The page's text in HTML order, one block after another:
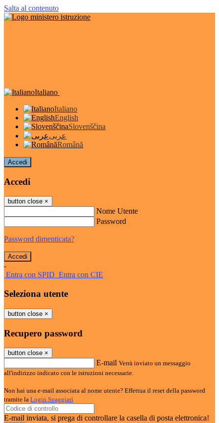
Salta al contenuto
Italiano
Italiano
English
Slovenščina
عربى
Română
Accedi
Accedi
button close ×
Nome Utente
Password
Password dimenticata?
-
Entra con SPID Entra con CIE
Seleziona utente
button close ×
Recupero password
button close ×
E-mail Verrà inviato un messaggio
all'indirizzo indicato con le istruzioni necessarie.
Non hai una e-mail associata al nome utente? Effettua il reset della password
tramite la Login Spaggiari
E-mail inviata, si prega di controllare la casella di posta elettronica!